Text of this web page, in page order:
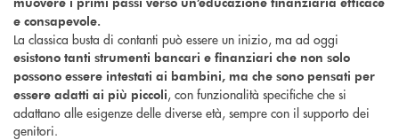
e consapevole.
La classica busta di contanti può essere un inizio, ma ad oggi
esistono tanti strumenti bancari e finanziari che non solo
possono essere intestati ai bambini, ma che sono pensati per
essere adatti ai più piccoli, con funzionalità specifiche che si
adattano alle esigenze delle diverse età, sempre con il supporto dei
genitori.